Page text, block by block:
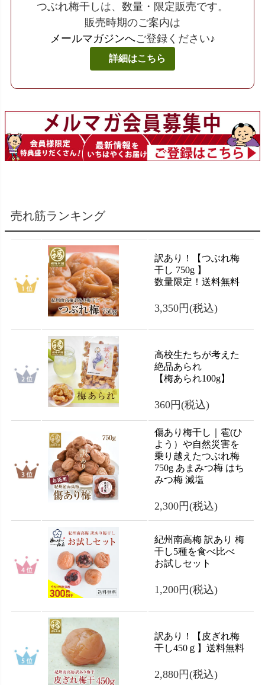
つぶれ梅干しは、数量・限定販売です。
販売時期のご案内は
メールマガジンへご登録ください♪
詳細はこちら
売れ筋ランキング
訳あり！【つぶれ梅
干し 750g 】
数量限定！送料無料
3,350円(税込)
高校生たちが考えた
絶品あられ
【梅あられ100g】
360円(税込)
傷あり梅干し｜雹(ひ
よう）や自然災害を
乗り越えたつぶれ梅
750g あまみつ梅 はち
みつ梅 減塩
2,300円(税込)
紀州南高梅 訳あり 梅
干し5種を食べ比べ
お試しセット
1,200円(税込)
訳あり！【皮ぎれ梅
干し450ｇ】送料無料
2,880円(税込)